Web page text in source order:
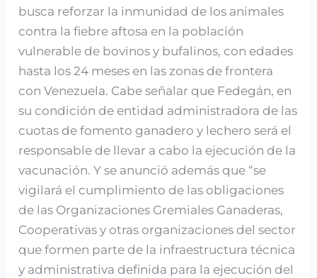
busca reforzar la inmunidad de los animales
contra la fiebre aftosa en la población
vulnerable de bovinos y bufalinos, con edades
hasta los 24 meses en las zonas de frontera
con Venezuela. Cabe señalar que Fedegán, en
su condición de entidad administradora de las
cuotas de fomento ganadero y lechero será el
responsable de llevar a cabo la ejecución de la
vacunación. Y se anunció además que “se
vigilará el cumplimiento de las obligaciones
de las Organizaciones Gremiales Ganaderas,
Cooperativas y otras organizaciones del sector
que formen parte de la infraestructura técnica
y administrativa definida para la ejecución del